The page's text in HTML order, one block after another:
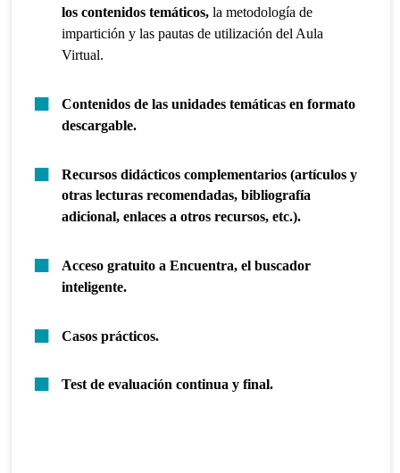
los contenidos temáticos, la metodología de
impartición y las pautas de utilización del Aula
Virtual.
Contenidos de las unidades temáticas en formato
descargable.
Recursos didácticos complementarios (artículos y
otras lecturas recomendadas, bibliografía
adicional, enlaces a otros recursos, etc.).
Acceso gratuito a Encuentra, el buscador
inteligente.
Casos prácticos.
Test de evaluación continua y final.